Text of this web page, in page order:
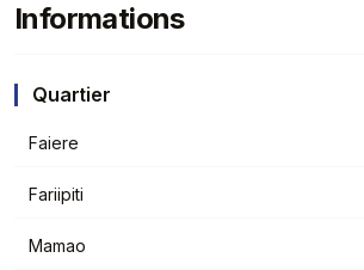
Informations
Quartier
Faiere
Fariipiti
Mamao